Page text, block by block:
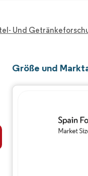
Und
Größe und